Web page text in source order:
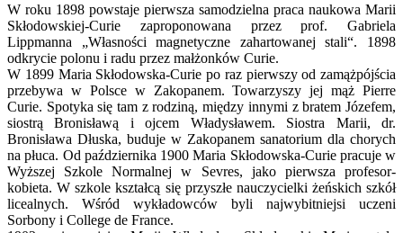
W roku 1898 powstaje pierwsza samodzielna praca naukowa Marii
Skłodowskiej-Curie zaproponowana przez prof. Gabriela
Lippmanna „Własności magnetyczne zahartowanej stali“. 1898
odkrycie polonu i radu przez małżonków Curie.
W 1899 Maria Skłodowska-Curie po raz pierwszy od zamążpójścia
przebywa w Polsce w Zakopanem. Towarzyszy jej mąż Pierre
Curie. Spotyka się tam z rodziną, między innymi z bratem Józefem,
siostrą Bronisławą i ojcem Władysławem. Siostra Marii, dr.
Bronisława Dłuska, buduje w Zakopanem sanatorium dla chorych
na płuca. Od października 1900 Maria Skłodowska-Curie pracuje w
Wyższej Szkole Normalnej w Sevres, jako pierwsza profesor-
kobieta. W szkole kształcą się przyszłe nauczycielki żeńskich szkół
licealnych. Wśród wykładowców byli najwybitniejsi uczeni
Sorbony i College de France.